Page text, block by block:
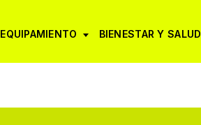
EQUIPAMIENTO BIENESTAR Y SALUD